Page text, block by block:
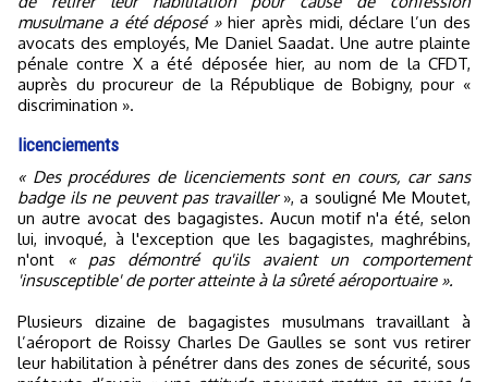
musulmane a été déposé »hier après midi, déclare l’un des
avocats des employés, Me Daniel Saadat. Une autre plainte
pénale contre X a été déposée hier, au nom de la CFDT,
auprès du procureur de la République de Bobigny, pour «
discrimination ».
licenciements
« Des procédures de licenciements sont en cours, car sans
badge ils ne peuvent pas travailler», a souligné Me Moutet,
un autre avocat des bagagistes. Aucun motif n'a été, selon
lui, invoqué, à l'exception que les bagagistes, maghrébins,
n'ont
« pas démontré qu'ils avaient un comportement
'insusceptible' de porter atteinte à la sûreté aéroportuaire ».
Plusieurs dizaine de bagagistes musulmans travaillant à
l’aéroport de Roissy Charles De Gaulles se sont vus retirer
leur habilitation à pénétrer dans des zones de sécurité, sous